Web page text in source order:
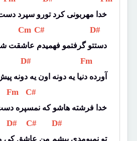
خدا مهربونی کرد تورو سپرد
Cm C# D#
دستتو گرفتمو فهمیدم عاشقت
D# Fm
آورده دنیا یه دونه اون یه دونه
Fm C#
خدا فرشته هاشو که نمسپره
D# C# D#
تو نمیومدی پیشم من عاشق کی